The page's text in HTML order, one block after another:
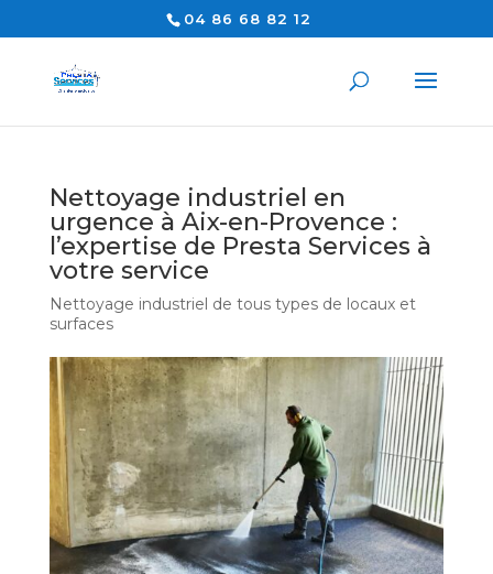
04 86 68 82 12
Nettoyage industriel en
urgence à Aix-en-Provence :
l’expertise de Presta Services à
votre service
Nettoyage industriel de tous types de locaux et
surfaces